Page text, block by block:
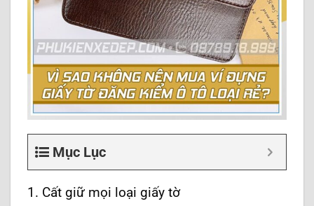
Mục Lục
1. Cất giữ mọi loại giấy tờ